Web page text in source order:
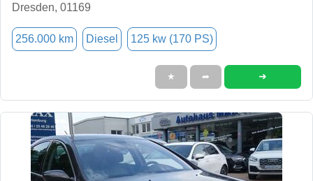
Dresden, 01169
256.000 km Diesel 125 kw (170 PS)
★ ➦ ➜